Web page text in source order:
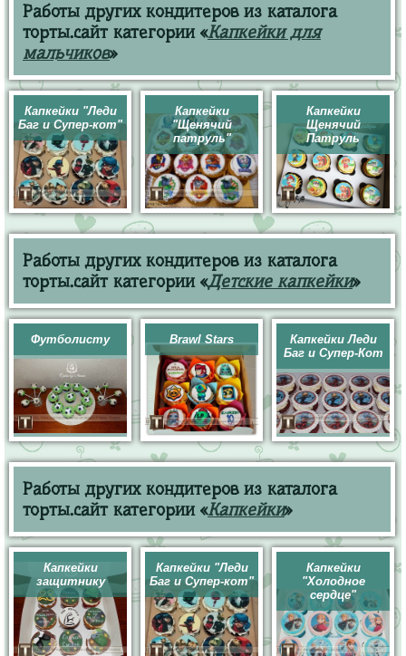
Работы других кондитеров из каталога
торты.сайт категории «Капкейки для
мальчиков»
Капкейки "Леди
Баг и Супер-кот"
Капкейки
"Щенячий
патруль"
Капкейки
Щенячий
Патруль
Работы других кондитеров из каталога
торты.сайт категории «Детские капкейки»
Футболисту Brawl Stars
Капкейки Леди
Баг и Супер-Кот
Работы других кондитеров из каталога
торты.сайт категории «Капкейки»
Капкейки
защитнику
Капкейки "Леди
Баг и Супер-кот"
Капкейки
"Холодное
сердце"